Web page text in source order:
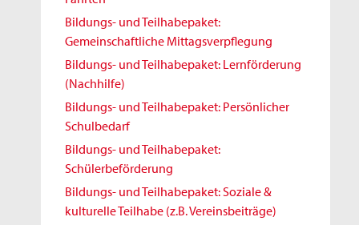
Bildungs- und Teilhabepaket:
Gemeinschaftliche Mittagsverpflegung
Bildungs- und Teilhabepaket: Lernförderung
(Nachhilfe)
Bildungs- und Teilhabepaket: Persönlicher
Schulbedarf
Bildungs- und Teilhabepaket:
Schülerbeförderung
Bildungs- und Teilhabepaket: Soziale &
kulturelle Teilhabe (z.B. Vereinsbeiträge)